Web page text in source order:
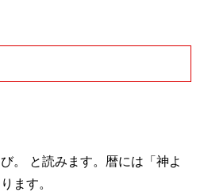
。 と読みます。暦には「神よ
ます。